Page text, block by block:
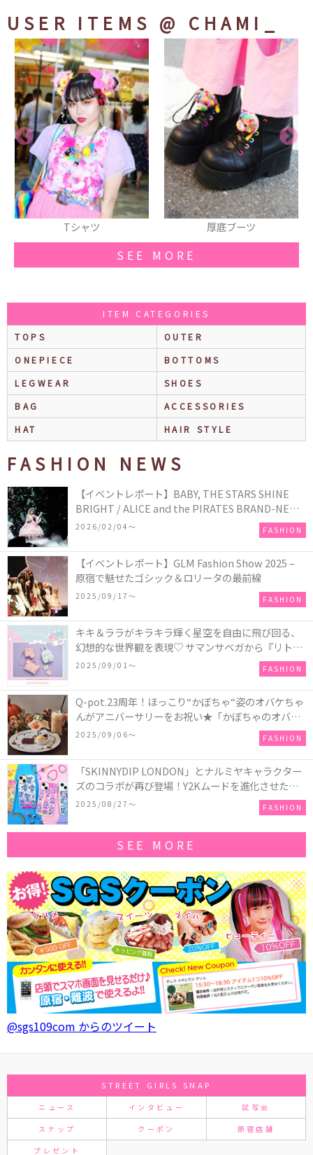
USER ITEMS @ CHAMI_
厚底ブーツ ブーツ
SEE MORE
ITEM CATEGORIES
TOPS
OUTER
ONEPIECE
BOTTOMS
LEGWEAR
SHOES
BAG
ACCESSORIES
HAT
HAIR STYLE
FASHION NEWS
【イベントレポート】BABY, THE STARS SHINE
BRIGHT / ALICE and the PIRATES BRAND-NEW
COLLECTION in TOKYO
2026/02/04〜 FASHION
【イベントレポート】GLM Fashion Show 2025 –
原宿で魅せたゴシック＆ロリータの最前線
2025/09/17〜 FASHION
キキ＆ララがキラキラ輝く星空を自由に飛び回る、
幻想的な世界観を表現♡ サマンサベガから『リトル
ツインスターズ』50周年アニバーサリーイヤー』を
2025/09/01〜 FASHION
Q-pot.23周年！ほっこり“かぼちゃ“姿のオバケちゃ
んがアニバーサリーをお祝い★「かぼちゃのオバケ
ーキアクセサリー」が新発売！Q-pot CAFE.では
「かぼちゃのオバケーキプレート」も登場
2025/09/06〜 FASHION
「SKINNYDIP LONDON」とナルミヤキャラクター
ズのコラボが再び登場！Y2Kムードを進化させた新
作コレクションを発売♪
2025/08/27〜 FASHION
SEE MORE
@sgs109com からのツイート
STREET GIRLS SNAP
ニュース インタビュー 試写会
スナップ クーポン 原宿店舗
プレゼント